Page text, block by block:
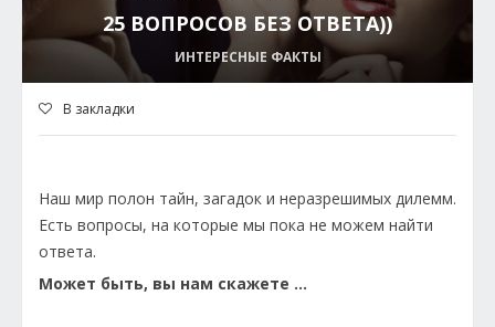
25 ВОПРОСОВ БЕЗ ОТВЕТА))
ИНТЕРЕСНЫЕ ФАКТЫ
В закладки
Наш мир полон тайн, загадок и неразрешимых дилемм.
Есть вопросы, на которые мы пока не можем найти
ответа.
Может быть, вы нам скажете …